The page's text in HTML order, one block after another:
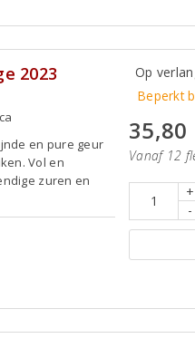
2023
en pure geur
Vol en
zuren en
Op
Beperkt
35,80
Vanaf 12
+
-